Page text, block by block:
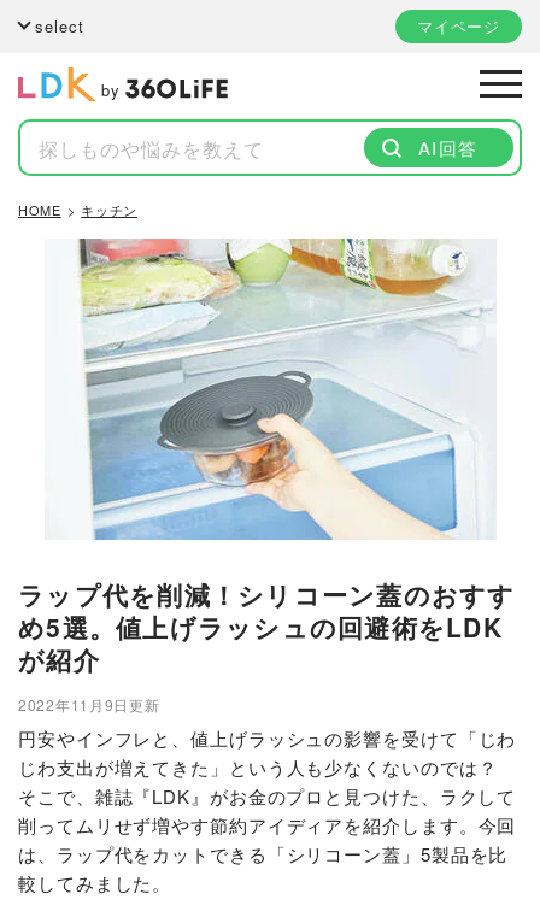
select マイページ
by
AI回答
HOME キッチン
ラップ代を削減！シリコーン蓋のおすす
め5選。値上げラッシュの回避術をLDK
が紹介
2022年11月9日更新
円安やインフレと、値上げラッシュの影響を受けて「じわ
じわ支出が増えてきた」という人も少なくないのでは？
そこで、雑誌『LDK』がお金のプロと見つけた、ラクして
削ってムリせず増やす節約アイディアを紹介します。今回
は、ラップ代をカットできる「シリコーン蓋」5製品を比
較してみました。